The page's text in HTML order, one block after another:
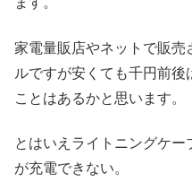
家電量販店やネットで販
ルですが安くても千円前
ことはあるかと思います。
とはいえライトニングケ
が充電できない。